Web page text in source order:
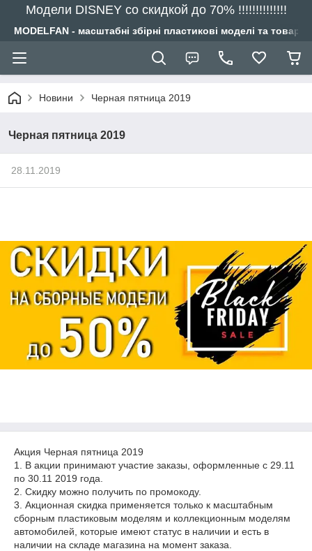
Модели DISNEY со скидкой до 70% !!!!!!!!!!!!!!
MODELFAN - масштабні збірні пластикові моделі та
Новини Черная пятница 2019
Черная пятница 2019
28.11.2019
Акция Черная пятница 2019
1. В акции принимают участие заказы, оформленные с 29.11
по 30.11 2019 года.
2. Скидку можно получить по промокоду.
3. Акционная скидка применяется только к масштабным
сборным пластиковым моделям и коллекционным моделям
автомобилей, которые имеют статус в наличии и есть в
наличии на складе магазина на момент заказа.